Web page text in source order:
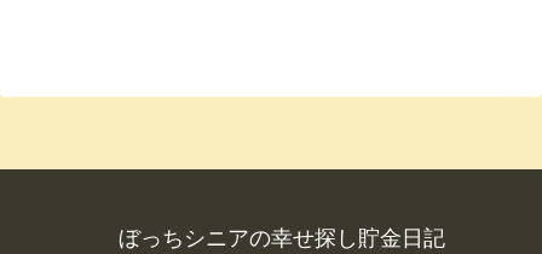
ぼっちシニアの幸せ探し貯金日記